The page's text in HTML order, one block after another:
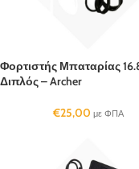
Φορτιστής Μπαταρίας
Διπλός – Archer
€25,00 με ΦΠΑ